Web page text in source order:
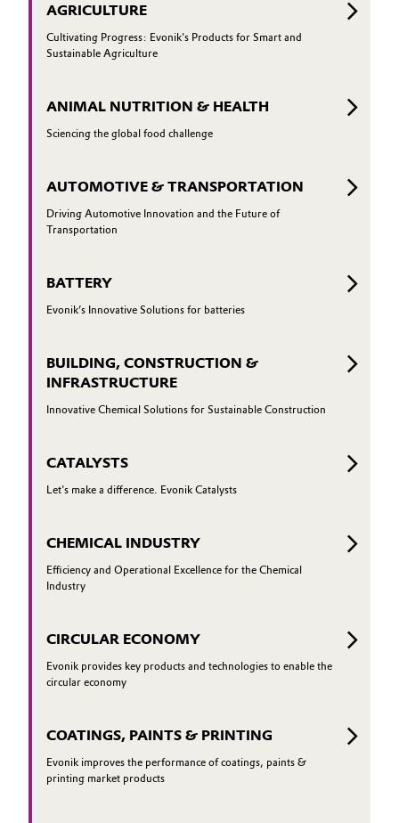
AGRICULTURE
Cultivating Progress: Evonik's Products for Smart and
Sustainable Agriculture
ANIMAL NUTRITION & HEALTH
Sciencing the global food challenge
AUTOMOTIVE & TRANSPORTATION
Driving Automotive Innovation and the Future of
Transportation
BATTERY
Evonik’s Innovative Solutions for batteries
BUILDING, CONSTRUCTION &
INFRASTRUCTURE
Innovative Chemical Solutions for Sustainable Construction
CATALYSTS
Let's make a difference. Evonik Catalysts
CHEMICAL INDUSTRY
Efficiency and Operational Excellence for the Chemical
Industry
CIRCULAR ECONOMY
Evonik provides key products and technologies to enable the
circular economy
COATINGS, PAINTS & PRINTING
Evonik improves the performance of coatings, paints &
printing market products